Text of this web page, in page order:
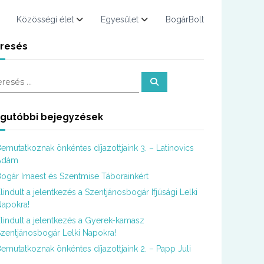
Közösségi élet Egyesület BogárBolt
K
bejegyzések
önkéntes díjazottjaink 3. – Latinovics
Imaest és Szentmise Táborainkért
a jelentkezés a Szentjánosbogár Ifjúsági Lelki
a jelentkezés a Gyerek-kamasz
Lelki Napokra!
önkéntes díjazottjaink 2. – Papp Juli